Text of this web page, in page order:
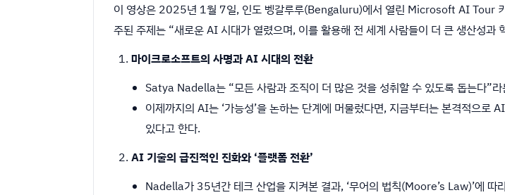
이 영상은 2025년 1월 7일, 인도 벵갈루루(Bengaluru)에서 열린 Microsoft AI Tour
주된 주제는 “새로운 AI 시대가 열렸으며, 이를 활용해 전 세계 사람들이 더 큰 생산성
마이크로소프트의 사명과 AI 시대의 전환
Satya Nadella는 “모든 사람과 조직이 더 많은 것을 성취할 수 있도록 돕는다”
이제까지의 AI는 ‘가능성’을 논하는 단계에 머물렀다면, 지금부터는 본격적으로
있다고 한다.
AI 기술의 급진적인 진화와 ‘플랫폼 전환’
Nadella가 35년간 테크 산업을 지켜본 결과, ‘무어의 법칙(Moore’s Law)’에